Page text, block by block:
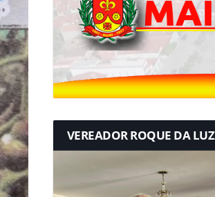
VEREADOR ROQUE DA LUZ